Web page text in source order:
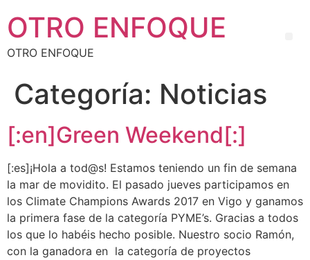
OTRO ENFOQUE
OTRO ENFOQUE
Categoría: Noticias
[:en]Green Weekend[:]
[:es]¡Hola a tod@s! Estamos teniendo un fin de semana
la mar de movidito. El pasado jueves participamos en
los Climate Champions Awards 2017 en Vigo y ganamos
la primera fase de la categoría PYME’s. Gracias a todos
los que lo habéis hecho posible. Nuestro socio Ramón,
con la ganadora en la categoría de proyectos